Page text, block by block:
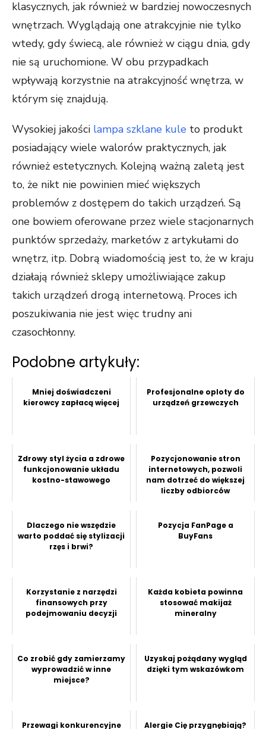
klasycznych, jak również w bardziej nowoczesnych
wnętrzach. Wyglądają one atrakcyjnie nie tylko
wtedy, gdy świecą, ale również w ciągu dnia, gdy
nie są uruchomione. W obu przypadkach
wpływają korzystnie na atrakcyjność wnętrza, w
którym się znajdują.
Wysokiej jakości lampa szklane kule to produkt
posiadający wiele walorów praktycznych, jak
również estetycznych. Kolejną ważną zaletą jest
to, że nikt nie powinien mieć większych
problemów z dostępem do takich urządzeń. Są
one bowiem oferowane przez wiele stacjonarnych
punktów sprzedaży, marketów z artykułami do
wnętrz, itp. Dobrą wiadomością jest to, że w kraju
działają również sklepy umożliwiające zakup
takich urządzeń drogą internetową. Proces ich
poszukiwania nie jest więc trudny ani
czasochłonny.
Podobne artykuły:
Mniej doświadczeni
kierowcy zapłacą więcej
Profesjonalne oploty do
urządzeń grzewczych
Zdrowy styl życia a zdrowe
funkcjonowanie układu
kostno-stawowego
Pozycjonowanie stron
internetowych, pozwoli
nam dotrzeć do większej
liczby odbiorców
Dlaczego nie wszędzie
warto poddać się stylizacji
rzęs i brwi?
Pozycja FanPage a
BuyFans
Korzystanie z narzędzi
finansowych przy
podejmowaniu decyzji
Każda kobieta powinna
stosować makijaż
mineralny
Co zrobić gdy zamierzamy
wyprowadzić w inne
miejsce?
Uzyskaj pożądany wygląd
dzięki tym wskazówkom
Przewagi konkurencyjne
Alergie Cię przygnębiają?